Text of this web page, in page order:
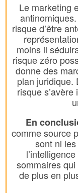
Le marketing
risque d’être
moins il
risque zéro
donne des
plan juridique.
risque
En
comme source
sont ni
sommaires
de plus en